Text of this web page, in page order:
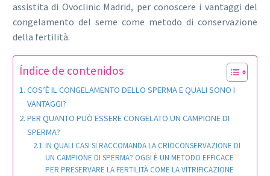
assistita di Ovoclinic Madrid, per conoscere i vantaggi del
congelamento del seme come metodo di conservazione
della fertilità.
Índice de contenidos
COS’È IL CONGELAMENTO DELLO SPERMA E QUALI SONO I
VANTAGGI?
PER QUANTO PUÒ ESSERE CONGELATO UN CAMPIONE DI
SPERMA?
IN QUALI CASI SI RACCOMANDA LA CRIOCONSERVAZIONE DI
UN CAMPIONE DI SPERMA? OGGI È UN METODO EFFICACE
PER PRESERVARE LA FERTILITÀ COME LA VITRIFICAZIONE